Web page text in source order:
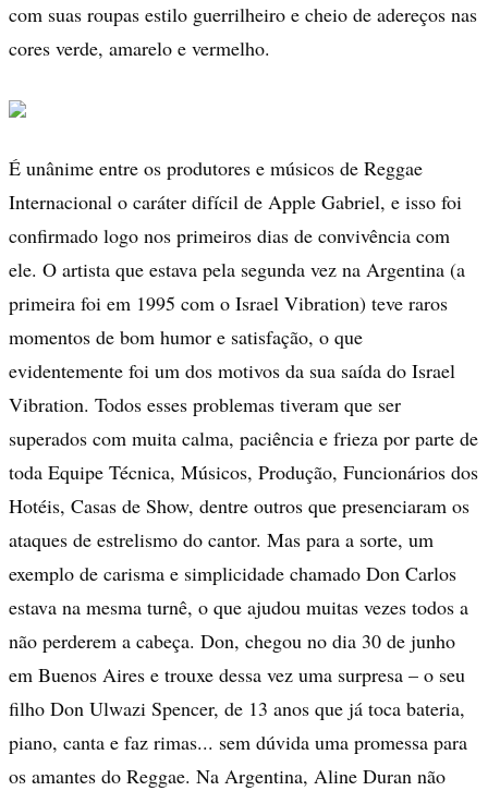
com suas roupas estilo guerrilheiro e cheio de adereços nas
cores verde, amarelo e vermelho.
É unânime entre os produtores e músicos de Reggae
Internacional o caráter difícil de Apple Gabriel, e isso foi
confirmado logo nos primeiros dias de convivência com
ele. O artista que estava pela segunda vez na Argentina (a
primeira foi em 1995 com o Israel Vibration) teve raros
momentos de bom humor e satisfação, o que
evidentemente foi um dos motivos da sua saída do Israel
Vibration. Todos esses problemas tiveram que ser
superados com muita calma, paciência e frieza por parte de
toda Equipe Técnica, Músicos, Produção, Funcionários dos
Hotéis, Casas de Show, dentre outros que presenciaram os
ataques de estrelismo do cantor. Mas para a sorte, um
exemplo de carisma e simplicidade chamado Don Carlos
estava na mesma turnê, o que ajudou muitas vezes todos a
não perderem a cabeça. Don, chegou no dia 30 de junho
em Buenos Aires e trouxe dessa vez uma surpresa – o seu
filho Don Ulwazi Spencer, de 13 anos que já toca bateria,
piano, canta e faz rimas... sem dúvida uma promessa para
os amantes do Reggae. Na Argentina, Aline Duran não